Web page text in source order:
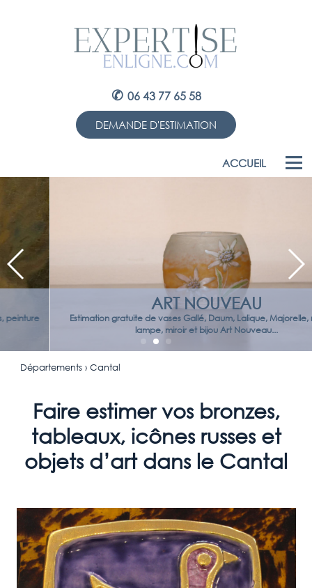
✆ 06 43 77 65 58
DEMANDE D'ESTIMATION
ACCUEIL
ART NOUVEAU
Estimation gratuite de vases Gallé, Daum, Lalique, Majorelle, meuble,
lampe, miroir et bijou Art Nouveau...
Départements› Cantal
Faire estimer vos bronzes,
tableaux, icônes russes et
objets d’art dans le Cantal